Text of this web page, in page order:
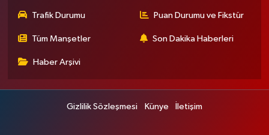
Trafik Durumu Puan Durumu ve Fikstür
Tüm Manşetler Son Dakika Haberleri
Haber Arşivi
Gizlilik Sözleşmesi Künye İletişim